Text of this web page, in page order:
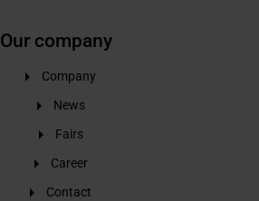
Our company
Company
News
Fairs
Career
Contact